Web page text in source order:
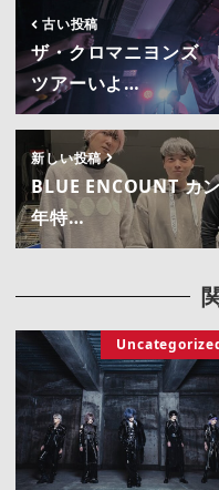
古い投稿
ザ・クロマニヨンズ
ツアーいよ…
新しい投稿
BLUE ENCOUNT カ
年特…